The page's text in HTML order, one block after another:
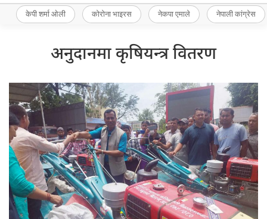
केपी शर्मा ओली कोरोना भाइरस नेकपा एमाले नेपाली कांग्रेस
अनुदानमा कृषियन्त्र वितरण